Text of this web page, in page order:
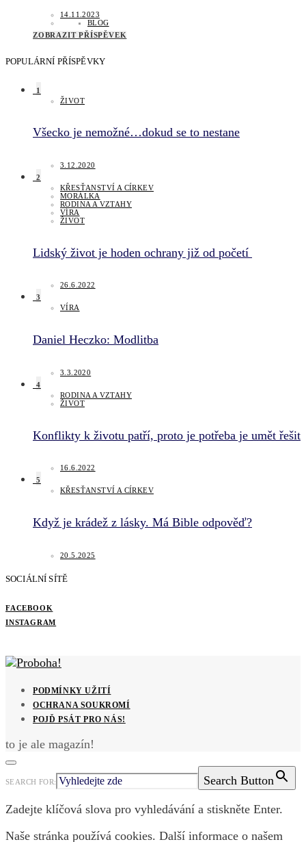
14.11.2023
BLOG
ZOBRAZIT PŘÍSPĚVEK
POPULÁRNÍ PŘÍSPĚVKY
1
ŽIVOT
Všecko je nemožné…dokud se to nestane
3.12.2020
2
KŘESŤANSTVÍ A CÍRKEV
MORÁLKA
RODINA A VZTAHY
VÍRA
ŽIVOT
Lidský život je hoden ochrany již od početí
26.6.2022
3
VÍRA
Daniel Heczko: Modlitba
3.3.2020
4
RODINA A VZTAHY
ŽIVOT
Konflikty k životu patří, proto je potřeba je umět řešit
16.6.2022
5
KŘESŤANSTVÍ A CÍRKEV
Když je krádež z lásky. Má Bible odpověď?
20.5.2025
SOCIÁLNÍ SÍTĚ
FACEBOOK
INSTAGRAM
PODMÍNKY UŽITÍ
OCHRANA SOUKROMÍ
POJĎ PSÁT PRO NÁS!
to je ale magazín!
SEARCH FOR: Search Button
Zadejte klíčová slova pro vyhledávání a stiskněte Enter.
Naše stránka používá cookies. Další informace o našem